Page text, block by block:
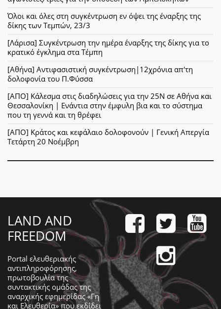
Όλοι και όλες στη συγκέντρωση εν όψει της έναρξης της
δίκης των Τεμπών, 23/3
[Λάρισα] Συγκέντρωση την ημέρα έναρξης της δίκης για το
κρατικό έγκλημα στα Τέμπη
[Αθήνα] Αντιφασιστική συγκέντρωση|12χρόνια απ'τη
δολοφονία του Π.Φύσσα
[ΑΠΟ] Κάλεσμα στις διαδηλώσεις για την 25Ν σε Αθήνα και
Θεσσαλονίκη | Ενάντια στην έμφυλη βια και το σύστημα
που τη γεννά και τη θρέφει
[ΑΠΟ] Κράτος και κεφάλαιο δολοφονούν | Γενική Απεργία
Τετάρτη 20 Νοέμβρη
LAND AND
FREEDOM
Portal ελευθεριακής
αντιπληροφόρησης,
πρωτοβουλία της
συντακτικής ομάδας της
αναρχικής εφημερίδας «Γη
και Ελευθερία» που εκδίδει